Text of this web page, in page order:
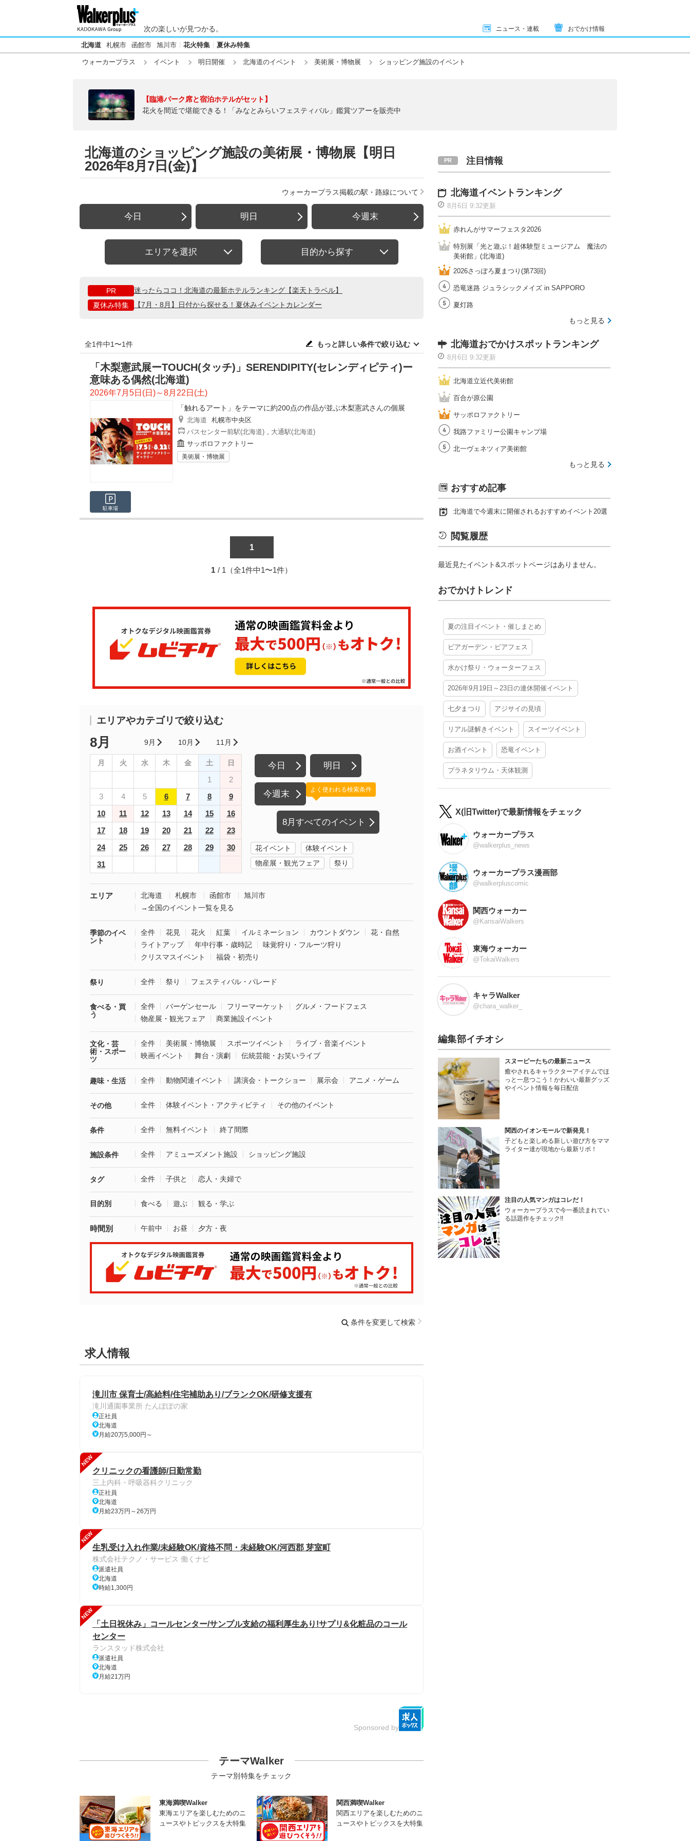
次の楽しいが見つかる。 ニュース・連載 おでかけ情報
北海道 札幌市 函館市 旭川市 花火特集 夏休み特集
ウォーカープラス イベント 明日開催 北海道のイベント 美術展・博物展 ショッピング施設のイベント
【臨港パーク席と宿泊ホテルがセット】
花火を間近で堪能できる！「みなとみらいフェスティバル」鑑賞ツアーを販売中
北海道のショッピング施設の美術展・博物展【明日
2026年8月7日(金)】
ウォーカープラス掲載の駅・路線について
今日 明日 今週末
エリアを選択 目的から探す
PR
迷ったらココ！北海道の最新ホテルランキング【楽天トラベル】
夏休み特集
【7月・8月】日付から探せる！夏休みイベントカレンダー
全1件中1〜1件 もっと詳しい条件で絞り込む
「木梨憲武展ーTOUCH(タッチ)」SERENDIPITY(セレンディピティ)ー
意味ある偶然(北海道)
2026年7月5日(日)～8月22日(土)
「触れるアート」をテーマに約200点の作品が並ぶ木梨憲武さんの個展
北海道
札幌市中央区
バスセンター前駅(北海道) , 大通駅(北海道)
サッポロファクトリー
美術展・博物展
駐車場
1
1 / 1（全1件中1〜1件）
エリアやカテゴリで絞り込む
8月 9月 10月 11月
月 火 水 木 金 土 日
1
2
3
4 5 6 7 8
9
10
11 12 13 14 15
16
17
18 19 20 21 22
23
24
25 26 27 28 29
30
31
今日 明日
今週末
8月すべてのイベント
よく使われる検索条件
花イベント
体験イベント
物産展・観光フェア
祭り
エリア 北海道 札幌市 函館市
旭川市
→全国のイベント一覧を見る
季節のイベ
ント
全件 花見 花火 紅葉 イルミネーション カウントダウン
花・自然
ライトアップ
年中行事・歳時記
味覚狩り・フルーツ狩り
クリスマスイベント
福袋・初売り
祭り 全件 祭り フェスティバル・パレード
食べる・買
う
全件 バーゲンセール フリーマーケット
グルメ・フードフェス
物産展・観光フェア
商業施設イベント
文化・芸
術・スポー
ツ
全件 美術展・博物展 スポーツイベント
ライブ・音楽イベント
映画イベント
舞台・演劇 伝統芸能・お笑いライブ
趣味・生活 全件 動物関連イベント 講演会・トークショー 展示会 アニメ・ゲーム
その他 全件 体験イベント・アクティビティ その他のイベント
条件 全件 無料イベント 終了間際
施設条件 全件 アミューズメント施設 ショッピング施設
タグ 全件 子供と 恋人・夫婦で
目的別 食べる 遊ぶ 観る・学ぶ
時間別 午前中 お昼 夕方・夜
条件を変更して検索
求人情報
滝川市 保育士/高給料/住宅補助あり/ブランクOK/研修支援有
滝川通園事業所 たんぽぽの家
正社員
北海道
月給20万5,000円～
NEW
クリニックの看護師/日勤常勤
三上内科・呼吸器科クリニック
正社員
北海道
月給23万円～26万円
NEW
生乳受け入れ作業/未経験OK/資格不問・未経験OK/河西郡 芽室町
株式会社テクノ・サービス 働くナビ
派遣社員
北海道
時給1,300円
NEW
「土日祝休み」コールセンター/サンプル支給の福利厚生あり!サプリ&化粧品のコール
センター
ランスタッド株式会社
派遣社員
北海道
月給21万円
Sponsored by
テーマWalker
テーマ別特集をチェック
東海満喫Walker
東海エリアを楽しむためのニ
ュースやトピックスを大特集
関西満喫Walker
関西エリアを楽しむためのニ
ュースやトピックスを大特集
注目情報
北海道イベントランキング
8月6日 9:32更新
赤れんがサマーフェスタ2026
特別展「光と遊ぶ！超体験型ミュージアム 魔法の
美術館」(北海道)
2026さっぽろ夏まつり(第73回)
恐竜迷路 ジュラシックメイズ in SAPPORO
夏灯路
もっと見る
北海道おでかけスポットランキング
8月6日 9:32更新
北海道立近代美術館
百合が原公園
サッポロファクトリー
我路ファミリー公園キャンプ場
北一ヴェネツィア美術館
もっと見る
おすすめ記事
北海道で今週末に開催されるおすすめイベント20選
閲覧履歴
最近見たイベント&スポットページはありません。
おでかけトレンド
夏の注目イベント・催しまとめ
ビアガーデン・ビアフェス
水かけ祭り・ウォーターフェス
2026年9月19日～23日の連休開催イベント
七夕まつり アジサイの見頃
リアル謎解きイベント スイーツイベント
お酒イベント 恐竜イベント
プラネタリウム・天体観測
X(旧Twitter)で最新情報をチェック
ウォーカープラス
@walkerplus_news
ウォーカープラス漫画部
@walkerpluscomic
関西ウォーカー
@KansaiWalkers
東海ウォーカー
@TokaiWalkers
キャラWalker
@chara_walker_
編集部イチオシ
スヌーピーたちの最新ニュース
癒やされるキャラクターアイテムでほ
っと一息つこう！かわいい最新グッズ
やイベント情報を毎日配信
関西のイオンモールで新発見！
子どもと楽しめる新しい遊び方をママ
ライター達が現地から最新リポ！
注目の人気マンガはコレだ！
ウォーカープラスで今一番読まれてい
る話題作をチェック!!